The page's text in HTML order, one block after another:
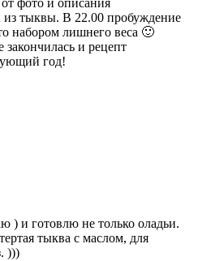
фото и описания
из тыквы. В 22.00 пробуждение
набором лишнего веса 🙂
и рецепт
год!
) и готовлю не только оладьи.
тыква с маслом, для
)))